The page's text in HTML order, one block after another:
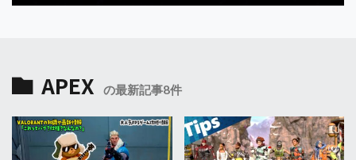
APEX の最新記事8件